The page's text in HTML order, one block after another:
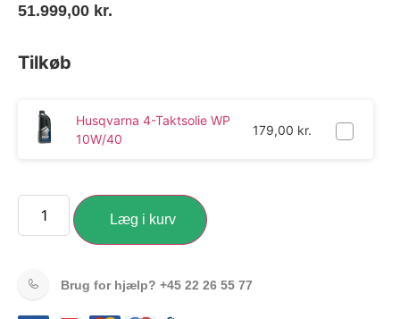
51.999,00 kr.
Tilkøb
Husqvarna 4-Taktsolie WP
10W/40
179,00 kr.
Læg i kurv
Brug for hjælp? +45 22 26 55 77